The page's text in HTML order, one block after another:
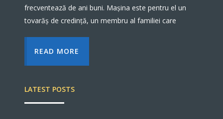
frecventează de ani buni. Mașina este pentru el un
tovarăș de credință, un membru al familiei care
READ MORE
LATEST POSTS